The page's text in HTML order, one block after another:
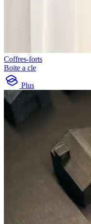
Coffres-forts
Boite a cle
Plus